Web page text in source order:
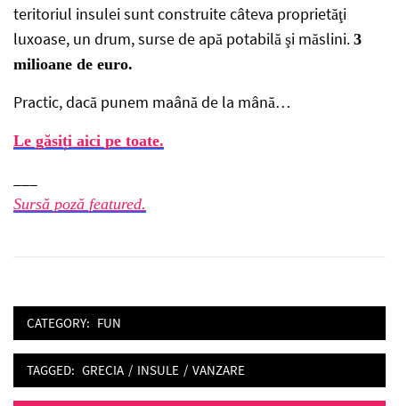
teritoriul insulei sunt construite câteva proprietăţi
luxoase, un drum, surse de apă potabilă şi măslini. 3
milioane de euro.
Practic, dacă punem maână de la mână…
Le găsiți aici pe toate.
Sursă poză featured.
CATEGORY: FUN
TAGGED: GRECIA / INSULE / VANZARE